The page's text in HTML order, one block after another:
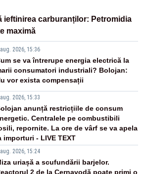
ieftinirea carburanților: Petromidia
maximă
2026, 15:36
se va întrerupe energia electrică la
consumatori industriali? Bolojan:
vor exista compensații
2026, 15:33
anunță restricțiile de consum
Centralele pe combustibili
repornite. La ore de vârf se va apela
importuri - LIVE TEXT
2026, 15:24
uriașă a scufundării barjelor.
2 de la Cernavodă poate primi o